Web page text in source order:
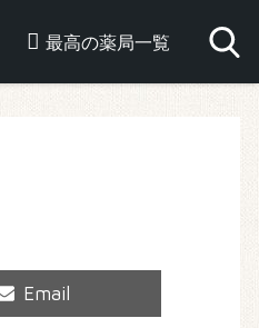
最高の薬局一覧
Share
Email